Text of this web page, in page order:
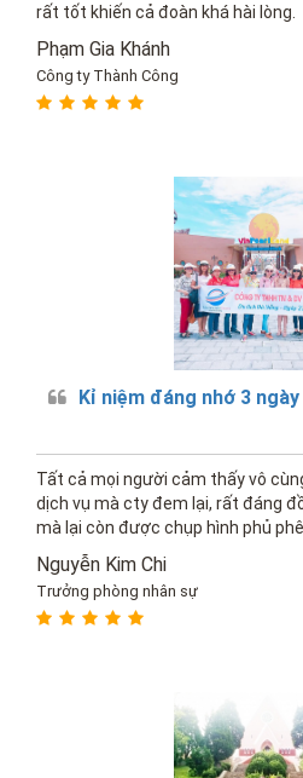
rất tốt khiến cả đoàn khá hài lòng.
Phạm Gia Khánh
Công ty Thành Công
Kỉ niệm đáng nhớ 3
Tất cả mọi người cảm thấy vô
dịch vụ mà cty đem lại, rất đáng
mà lại còn được chụp hình phủ
Nguyễn Kim Chi
Trưởng phòng nhân sự